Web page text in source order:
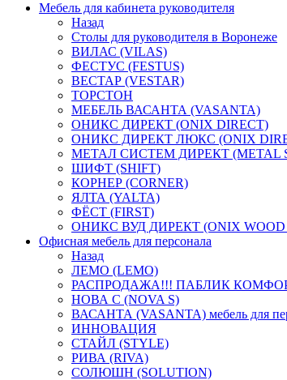
Мебель для кабинета руководителя
Назад
Столы для руководителя в Воронеже
ВИЛАС (VILAS)
ФЕСТУС (FESTUS)
ВЕСТАР (VESTAR)
ТОРСТОН
МЕБЕЛЬ ВАСАНТА (VASANTA)
ОНИКС ДИРЕКТ (ONIX DIRECT)
ОНИКС ДИРЕКТ ЛЮКС (ONIX
МЕТАЛ СИСТЕМ ДИРЕКТ (METAL
ШИФТ (SHIFT)
КОРНЕР (CORNER)
ЯЛТА (YALTA)
ФЁСТ (FIRST)
ОНИКС ВУД ДИРЕКТ (ONIX WOOD
Офисная мебель для персонала
Назад
ЛЕМО (LEMO)
РАСПРОДАЖА!!! ПАБЛИК КОМФОРТ
НОВА С (NOVA S)
ВАСАНТА (VASANTA) мебель для
ИННОВАЦИЯ
СТАЙЛ (STYLE)
РИВА (RIVA)
СОЛЮШН (SOLUTION)